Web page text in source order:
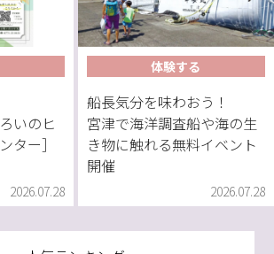
いのヒ
ター］
2026.07.28
体験する
船長気分を味わおう！
宮津で海洋調査船や海の生
き物に触れる無料イベント
開催
2026.07.28